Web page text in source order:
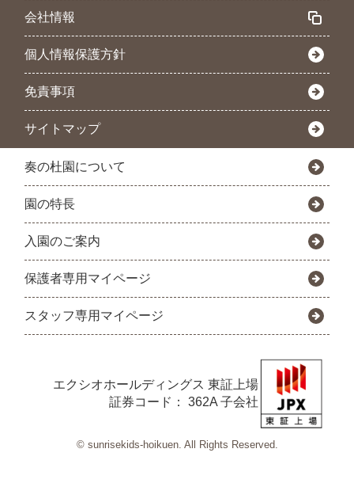
会社情報
個人情報保護方針
免責事項
サイトマップ
奏の杜園について
園の特長
入園のご案内
保護者専用マイページ
スタッフ専用マイページ
エクシオホールディングス 東証上場
証券コード： 362A 子会社
© sunrisekids-hoikuen. All Rights Reserved.